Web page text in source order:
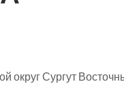
округ Сургут